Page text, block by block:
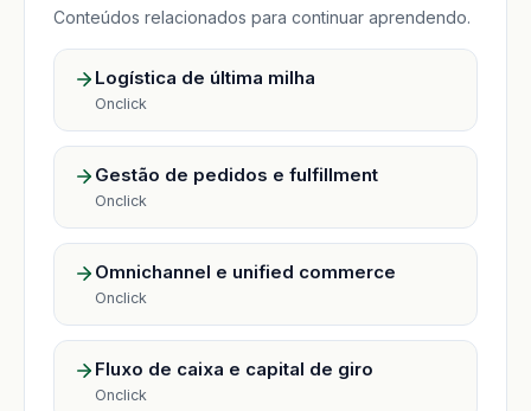
Conteúdos relacionados para continuar aprendendo.
Logística de última milha
Onclick
Gestão de pedidos e fulfillment
Onclick
Omnichannel e unified commerce
Onclick
Fluxo de caixa e capital de giro
Onclick